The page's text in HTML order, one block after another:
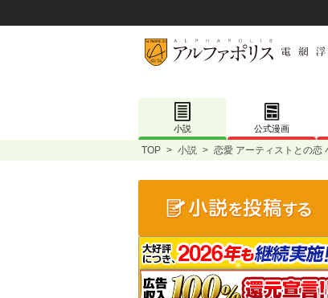
小説 公式漫画
TOP > 小説 > 恋愛 アーティストとの恋